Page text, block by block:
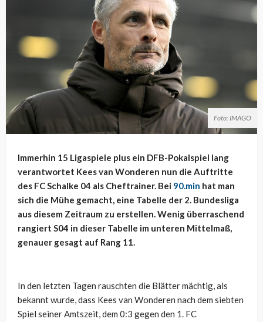
Foto: IMAGO
Immerhin 15 Ligaspiele plus ein DFB-Pokalspiel lang
verantwortet Kees van Wonderen nun die Auftritte
des FC Schalke 04 als Cheftrainer. Bei 90.min hat man
sich die Mühe gemacht, eine Tabelle der 2. Bundesliga
aus diesem Zeitraum zu erstellen. Wenig überraschend
rangiert S04 in dieser Tabelle im unteren Mittelmaß,
genauer gesagt auf Rang 11.
In den letzten Tagen rauschten die Blätter mächtig, als
bekannt wurde, dass Kees van Wonderen nach dem siebten
Spiel seiner Amtszeit, dem 0:3 gegen den 1. FC